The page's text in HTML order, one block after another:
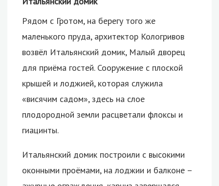
Рядом с Гротом, на берегу того же
маленького пруда, архитектор Кологривов
возвёл Итальянский домик, Малый дворец
для приёма гостей. Сооружение с плоской
крышей и лоджией, которая служила
«висячим садом», здесь на слое
плодородной земли расцветали флоксы и
гиацинты.
Итальянский домик построили с высокими
оконными проёмами, на лоджии и балконе –